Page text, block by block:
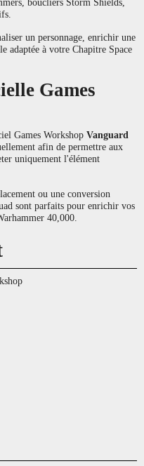
boucliers Storm Shields,
un personnage, enrichir une
adaptée à votre Chapitre Space
Games
Games Workshop Vanguard
afin de permettre aux
uniquement l'élément
ou une conversion
sont parfaits pour enrichir vos
40,000.